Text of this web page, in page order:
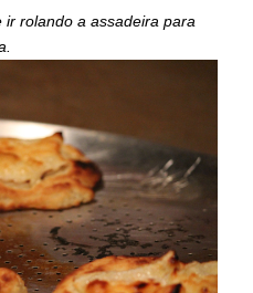
rolando a assadeira para